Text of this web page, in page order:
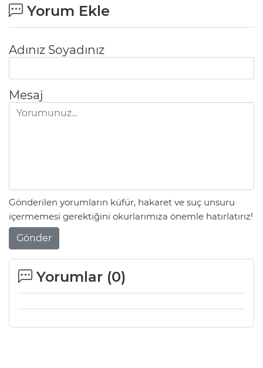
Yorum Ekle
Adınız Soyadınız
Mesaj
Gönderilen yorumların küfür, hakaret ve suç unsuru
içermemesi gerektiğini okurlarımıza önemle hatırlatırız!
Gönder
Yorumlar (0)